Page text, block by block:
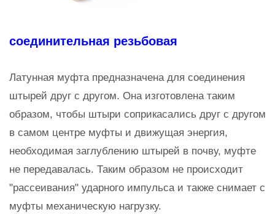
соединительная резьбовая
Латунная муфта предназначена для соединения
штырей друг с другом. Она изготовлена таким
образом, чтобы штыри соприкасались друг с другом
в самом центре муфты и движущая энергия,
необходимая заглублению штырей в почву, муфте
не передавалась. Таким образом не происходит
"рассеивания" ударного импульса и также снимает с
муфты механическую нагрузку.